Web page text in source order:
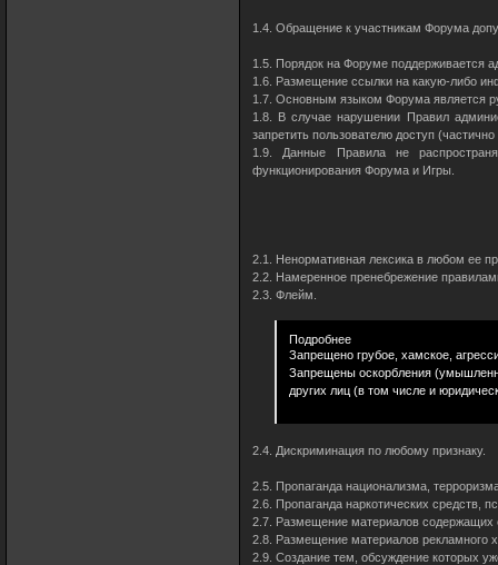
1.4. Обращение к участникам Форума
1.5. Порядок на Форуме поддерживается
1.6. Размещение ссылки на какую-либо
1.7. Основным языком Форума является
1.8. В случае нарушении Правил
запретить пользователю доступ
1.9. Данные Правила не
функционирования Форума и Игры.
2.1. Ненормативная лексика в любом ее
2.2. Намеренное пренебрежение
2.3. Флейм.
Подробнее
Запрещено грубое, хамское,
Запрещены оскорбления
других лиц (в том числе и
2.4. Дискриминация по любому признаку.
2.5. Пропаганда национализма,
2.6. Пропаганда наркотических средств,
2.7. Размещение материалов содержащих
2.8. Размещение материалов рекламного
2.9. Создание тем, обсуждение которых